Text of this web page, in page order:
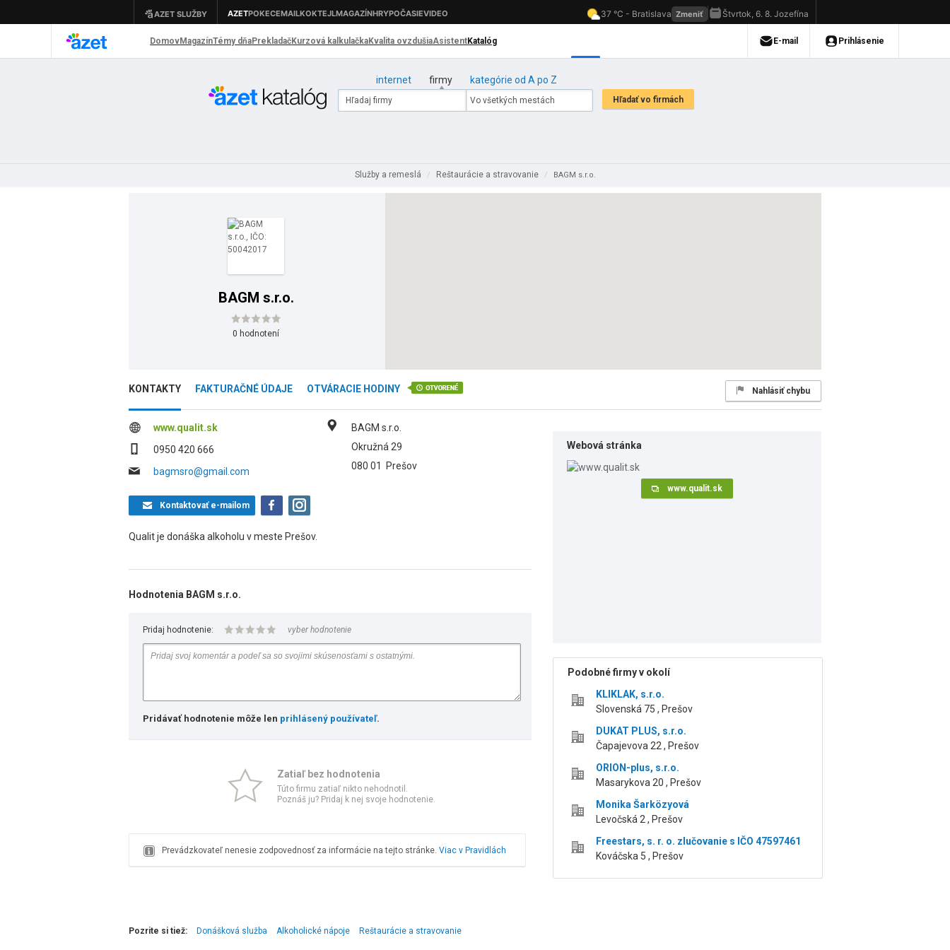
internet firmy kategórie od A po Z
Služby a remeslá / Reštaurácie a stravovanie / BAGM s.r.o.
BAGM s.r.o.
0 hodnotení
KONTAKTY FAKTURAČNÉ ÚDAJE OTVÁRACIE HODINY Nahlásiť chybu
www.qualit.sk
0950 420 666
bagmsro@gmail.com
BAGM s.r.o.
Okružná 29
080 01
Prešov
Kontaktovaťe-mailom
Qualit je donáška alkoholu v meste Prešov.
Hodnotenia BAGM s.r.o.
Pridaj hodnotenie: vyber hodnotenie
Pridávať hodnotenie môže len prihlásený používateľ.
Zatiaľ bez hodnotenia
Túto firmu zatiaľ nikto nehodnotil.
Poznáš ju? Pridaj k nej svoje hodnotenie.
Prevádzkovateľ nenesie zodpovednosť za informácie na tejto stránke. Viac v Pravidlách
Webová stránka
www.qualit.sk
Podobné firmy v okolí
KLIKLAK, s.r.o.
Slovenská 75 , Prešov
DUKAT PLUS, s.r.o.
Čapajevova 22 , Prešov
ORION-plus, s.r.o.
Masarykova 20 , Prešov
Monika Šarközyová
Levočská 2 , Prešov
Freestars, s. r. o. zlučovanie s IČO 47597461
Kováčska 5 , Prešov
Pozrite si tiež: Donášková služba Alkoholické nápoje Reštaurácie a stravovanie